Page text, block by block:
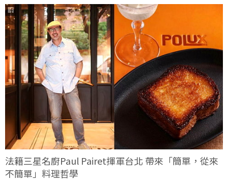
法籍三星名廚Paul Pairet揮軍台北 帶來「簡單，從來
不簡單」料理哲學